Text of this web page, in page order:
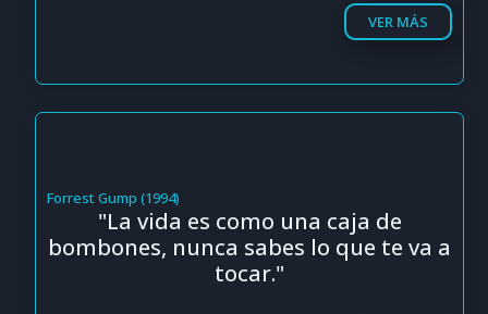
VER MÁS
Forrest Gump (1994)
"La vida es como una caja de
bombones, nunca sabes lo que te va a
tocar."